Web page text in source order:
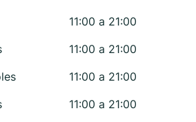
11:00 a 21:00
11:00 a 21:00
11:00 a 21:00
11:00 a 21:00